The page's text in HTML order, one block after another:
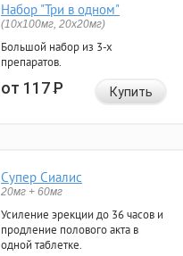
Набор "Три в одном"
(10x100мг, 20x20мг)
Большой набор из 3-х
препаратов.
от 117Р Купить
Супер Сиалис
20мг + 60мг
Усиление эрекции до 36 часов и
продление полового акта в
одной таблетке.